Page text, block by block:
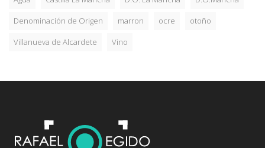
Denominación de Origen
marron ocre
otoño
Villanueva de Alcardete
Vino